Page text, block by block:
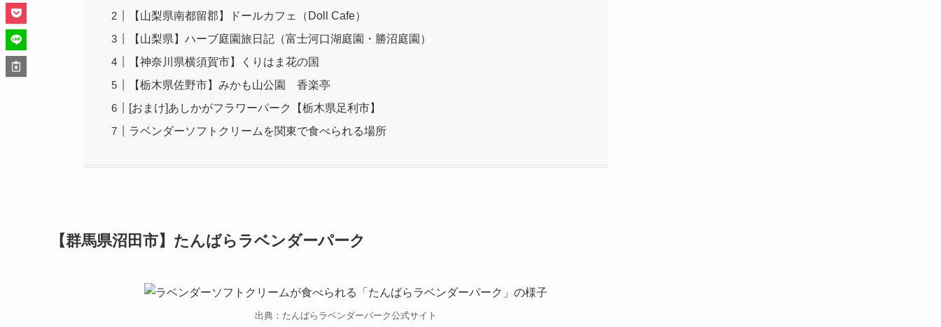
【山梨県南都留郡】ドールカフェ（Doll Cafe）
【山梨県】ハーブ庭園旅日記（富士河口湖庭園・勝沼庭園）
【神奈川県横須賀市】くりはま花の国
【栃木県佐野市】みかも山公園 香楽亭
[おまけ]あしかがフラワーパーク【栃木県足利市】
ラベンダーソフトクリームを関東で食べられる場所
【群馬県沼田市】たんばらラベンダーパーク
出典：たんばらラベンダーパーク公式サイト